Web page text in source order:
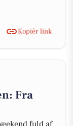
Kopiér link
Fra
fuld af